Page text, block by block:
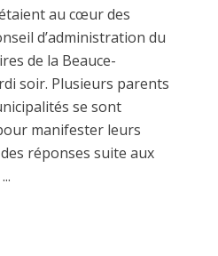
au cœur des
d’administration du
de la Beauce-
soir. Plusieurs parents
se sont
manifester leurs
réponses suite aux